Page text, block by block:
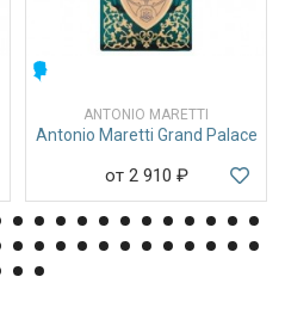
ANTONIO MARETTI
Antonio Maretti Grand Palace
от 2 910 ₽